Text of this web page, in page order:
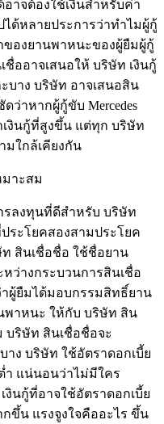
าจต้องใช้เงินสำหรับค่า
ได้หลายประการว่าทำไมผู้กู้
องยานพาหนะของผู้ยืมผู้กู้
ออาจเสนอให้ บริษัท เงินกู้
ะบาง บริษัท อาจเสนอสิน
ว่าหากผู้กู้ขับ Mercedes
งินกู้ที่สูงขึ้น แต่ทุก บริษัท
ใกล้เคียงกัน
มาะสม
รลงทุนที่ดีสำหรับ บริษัท
ประโยคสองสามประโยค
ท สินเชื่อชื่อ ใช้ชื่อยาน
ว่างกระบวนการสินเชื่อ
ผู้ยืมได้มอบกรรมสิทธิ์ยาน
พาหนะ ให้กับ บริษัท สิน
บริษัท สินเชื่อชื่อจะ
าง บริษัท ใช้อัตราดอกเบี้ย
ำ แน่นอนว่าไม่มีใคร
งินกู้ที่อาจใช้อัตราดอกเบี้ย
ขึ้น แรงจูงใจคืออะไร ขึ้น